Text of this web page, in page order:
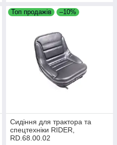
Топ продажів –10%
Сидіння для трактора та
спецтехніки RIDER,
RD.68.00.02